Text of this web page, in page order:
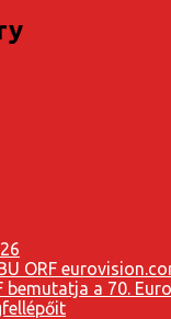
bemutatja a 70.